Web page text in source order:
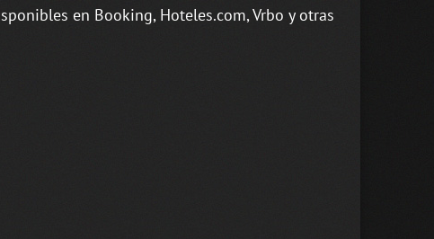
en Booking, Hoteles.com, Vrbo y otras